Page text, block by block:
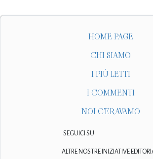
HOME PAGE
CHI SIAMO
I PIÙ LETTI
I COMMENTI
NOI C'ERAVAMO
SEGUICI SU
ALTRE NOSTRE INIZIATIVE